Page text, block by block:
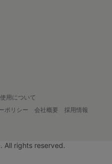
用について
ポリシー 会社概要
採用情報
All rights reserved.